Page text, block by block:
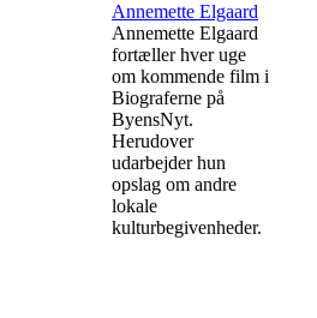
Annemette Elgaard
Annemette Elgaard
fortæller hver uge
om kommende film i
Biograferne på
ByensNyt.
Herudover
udarbejder hun
opslag om andre
lokale
kulturbegivenheder.